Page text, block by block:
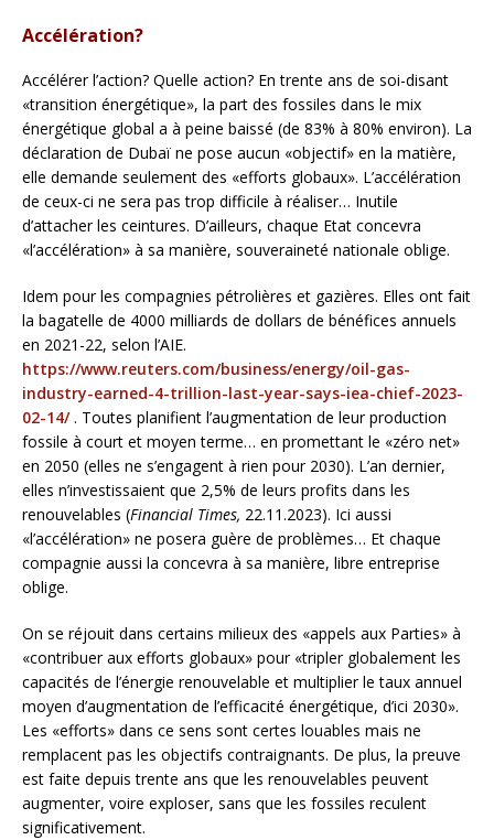
Accélération?
Accélérer l’action? Quelle action? En trente ans de soi-disant
«transition énergétique», la part des fossiles dans le mix
énergétique global a à peine baissé (de 83% à 80% environ). La
déclaration de Dubaï ne pose aucun «objectif» en la matière,
elle demande seulement des «efforts globaux». L’accélération
de ceux-ci ne sera pas trop difficile à réaliser… Inutile
d’attacher les ceintures. D’ailleurs, chaque Etat concevra
«l’accélération» à sa manière, souveraineté nationale oblige.
Idem pour les compagnies pétrolières et gazières. Elles ont fait
la bagatelle de 4000 milliards de dollars de bénéfices annuels
en 2021-22, selon l’AIE.
https://www.reuters.com/business/energy/oil-gas-
industry-earned-4-trillion-last-year-says-iea-chief-2023-
02-14/. Toutes planifient l’augmentation de leur production
fossile à court et moyen terme… en promettant le «zéro net»
en 2050 (elles ne s’engagent à rien pour 2030). L’an dernier,
elles n’investissaient que 2,5% de leurs profits dans les
renouvelables (Financial Times, 22.11.2023). Ici aussi
«l’accélération» ne posera guère de problèmes… Et chaque
compagnie aussi la concevra à sa manière, libre entreprise
oblige.
On se réjouit dans certains milieux des «appels aux Parties» à
«contribuer aux efforts globaux» pour «tripler globalement les
capacités de l’énergie renouvelable et multiplier le taux annuel
moyen d’augmentation de l’efficacité énergétique, d’ici 2030».
Les «efforts» dans ce sens sont certes louables mais ne
remplacent pas les objectifs contraignants. De plus, la preuve
est faite depuis trente ans que les renouvelables peuvent
augmenter, voire exploser, sans que les fossiles reculent
significativement.